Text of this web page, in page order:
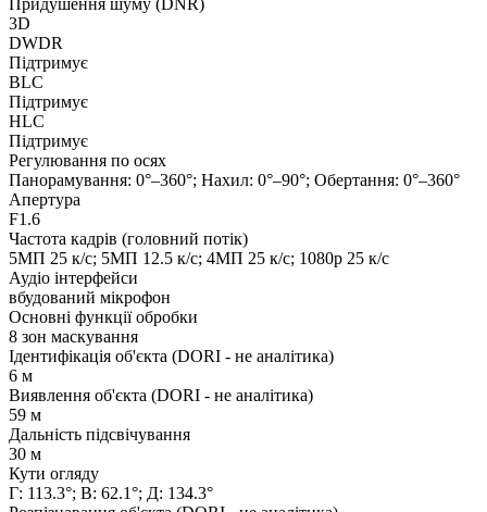
Придушення шуму (DNR)
3D
DWDR
Підтримує
BLC
Підтримує
HLC
Підтримує
Регулювання по осях
Панорамування: 0°–360°; Нахил: 0°–90°; Обертання: 0°–360°
Апертура
F1.6
Частота кадрів (головний потік)
5MП 25 к/с; 5MП 12.5 к/с; 4MП 25 к/с; 1080p 25 к/с
Аудіо інтерфейси
вбудований мікрофон
Основні функції обробки
8 зон маскування
Ідентифікація об'єкта (DORI - не аналітика)
6 м
Виявлення об'єкта (DORI - не аналітика)
59 м
Дальність підсвічування
30 м
Кути огляду
Г: 113.3°; В: 62.1°; Д: 134.3°